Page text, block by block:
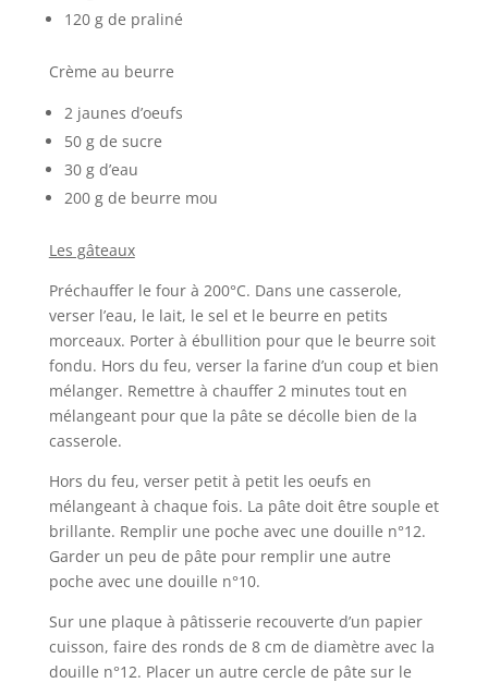
120 g de praliné
Crème au beurre
2 jaunes d’oeufs
50 g de sucre
30 g d’eau
200 g de beurre mou
Les gâteaux
Préchauffer le four à 200°C. Dans une casserole,
verser l’eau, le lait, le sel et le beurre en petits
morceaux. Porter à ébullition pour que le beurre soit
fondu. Hors du feu, verser la farine d’un coup et bien
mélanger. Remettre à chauffer 2 minutes tout en
mélangeant pour que la pâte se décolle bien de la
casserole.
Hors du feu, verser petit à petit les oeufs en
mélangeant à chaque fois. La pâte doit être souple et
brillante. Remplir une poche avec une douille n°12.
Garder un peu de pâte pour remplir une autre
poche avec une douille n°10.
Sur une plaque à pâtisserie recouverte d’un papier
cuisson, faire des ronds de 8 cm de diamètre avec la
douille n°12. Placer un autre cercle de pâte sur le